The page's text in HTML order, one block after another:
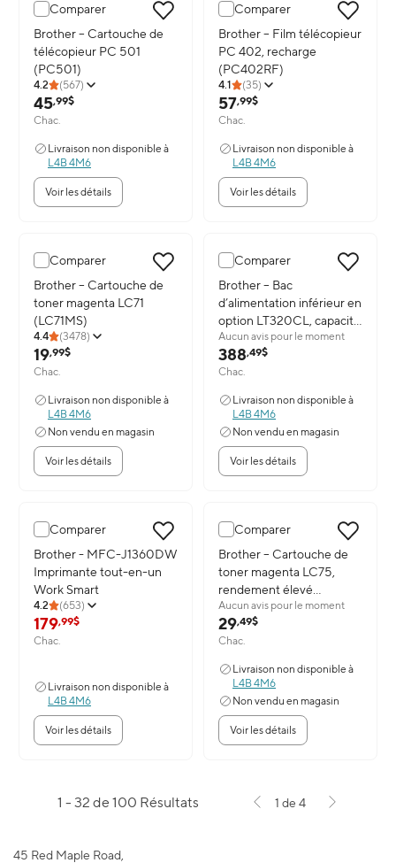
Comparer
Image du produit: Brother – Cartouche de télécopieur PC 501
Brother – Cartouche de
télécopieur PC 501
(PC501)
4.2 (567)
45,99$
Chac.
Livraison non disponible à
L4B 4M6
Voir les détails
Comparer
Image du produit: Brother –
Brother – Film télécopieur
PC 402, recharge
(PC402RF)
4.1 (35)
57,99$
Chac.
Livraison non disponible à
L4B 4M6
Voir les détails
Comparer
Image du produit: Brother – Cartouche de toner magenta LC71
Brother – Cartouche de
toner magenta LC71
(LC71MS)
4.4 (3478)
19,99$
Chac.
Livraison non disponible à
L4B 4M6
Non vendu en magasin
Voir les détails
Comparer
Image du produit: Brother –
Brother – Bac
d’alimentation inférieur en
option LT320CL, capacité
de 500 feuilles
Aucun avis pour le moment
388,49$
Chac.
Livraison non disponible à
L4B 4M6
Non vendu en magasin
Voir les détails
Comparer
Image du produit: Brother - MFC-J1360DW Imprimante tout-en-
Brother - MFC-J1360DW
Imprimante tout-en-un
Work Smart
4.2 (653)
179,99$
Chac.
Livraison non disponible à
L4B 4M6
Voir les détails
Comparer
Image du produit: Brother –
Brother – Cartouche de
toner magenta LC75,
rendement élevé
(LC75MS)
Aucun avis pour le moment
29,49$
Chac.
Livraison non disponible à
L4B 4M6
Non vendu en magasin
Voir les détails
1 - 32 de 100 Résultats 1 de 4
45 Red Maple Road,